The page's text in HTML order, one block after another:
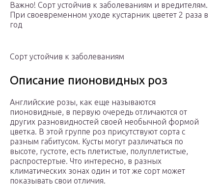
Важно! Сорт устойчив к заболеваниям и вредителям.
При своевременном уходе кустарник цветет 2 раза в
год
Сорт устойчив к заболеваниям
Описание пионовидных роз
Английские розы, как еще называются
пионовидные, в первую очередь отличаются от
других разновидностей своей необычной формой
цветка. В этой группе роз присутствуют сорта с
разным габитусом. Кусты могут различаться по
высоте, густоте, есть плетистые, полуплетистые,
распростертые. Что интересно, в разных
климатических зонах один и тот же сорт может
показывать свои отличия.